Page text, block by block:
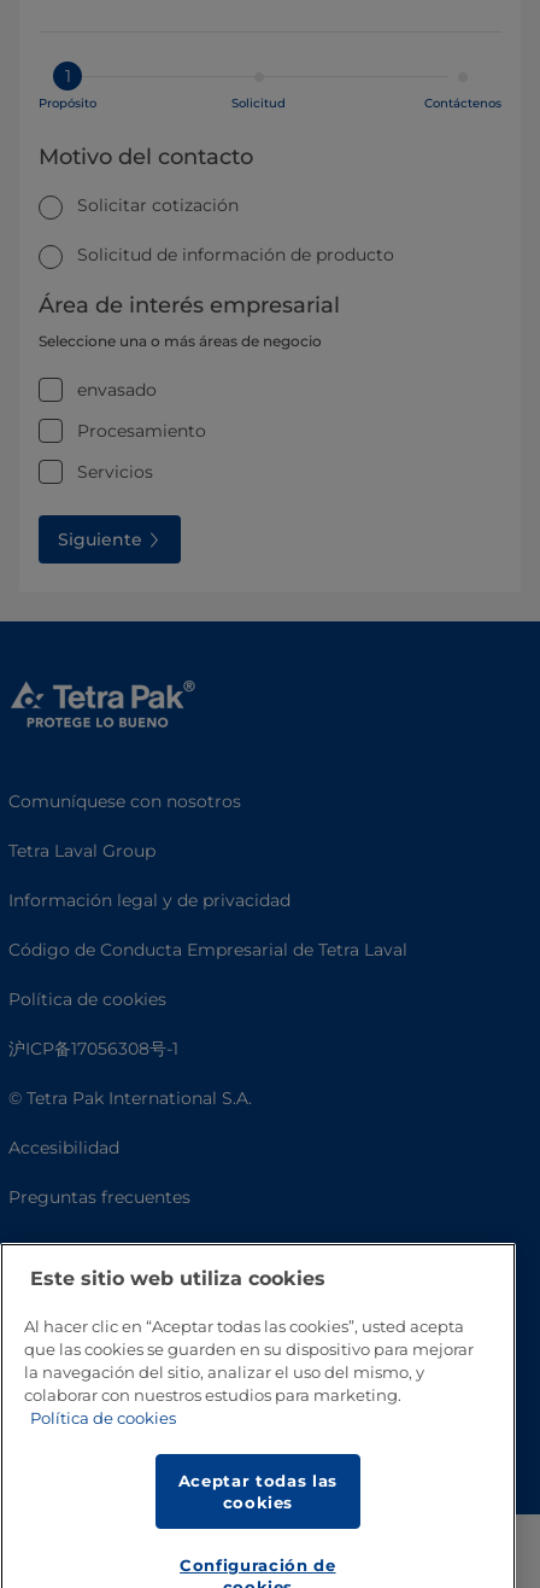
1
Propósito Solicitud Contáctenos
Motivo del contacto
Solicitar cotización
Solicitud de información de producto
Área de interés empresarial
Seleccione una o más áreas de negocio
envasado
Procesamiento
Servicios
Siguiente
Comuníquese con nosotros
Tetra Laval Group
Información legal y de privacidad
Código de Conducta Empresarial de Tetra Laval
Política de cookies
沪ICP备17056308号-1
© Tetra Pak International S.A.
Accesibilidad
Preguntas frecuentes
Este sitio web utiliza cookies
Al hacer clic en “Aceptar todas las cookies”, usted acepta
que las cookies se guarden en su dispositivo para mejorar
la navegación del sitio, analizar el uso del mismo, y
colaborar con nuestros estudios para marketing.
Política de cookies
Aceptar todas las
cookies
Configuración de